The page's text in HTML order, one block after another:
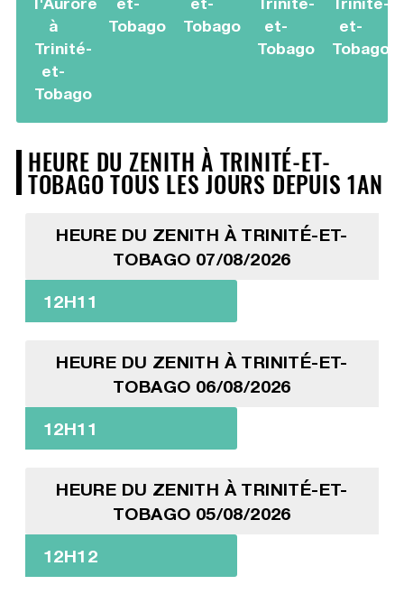
à
Trinité-
et-
Tobago
Tobago
Tobago
et-
Tobago
et-
Tobago
HEURE DU ZENITH À TRINITÉ-ET-
TOBAGO TOUS LES JOURS DEPUIS 1AN
HEURE DU ZENITH À TRINITÉ-ET-
TOBAGO 07/08/2026
12H11
HEURE DU ZENITH À TRINITÉ-ET-
TOBAGO 06/08/2026
12H11
HEURE DU ZENITH À TRINITÉ-ET-
TOBAGO 05/08/2026
12H12